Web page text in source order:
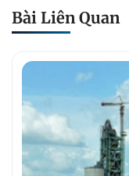
Bài Liên Quan